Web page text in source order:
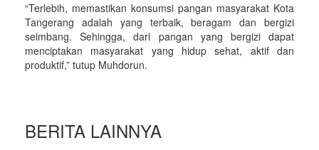
“Terlebih, memastikan konsumsi pangan masyarakat Kota
Tangerang adalah yang terbaik, beragam dan bergizi
seimbang. Sehingga, dari pangan yang bergizi dapat
menciptakan masyarakat yang hidup sehat, aktif dan
produktif,” tutup Muhdorun.
BERITA LAINNYA